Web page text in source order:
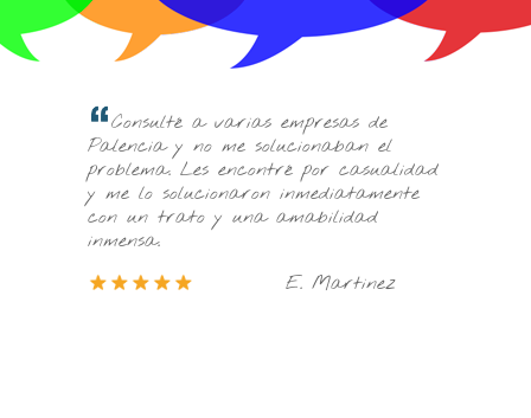
Consulté a varias empresas de
Palencia y no me solucionaban el
problema. Les encontré por casualidad
y me lo solucionaron inmediatamente
con un trato y una amabilidad
inmensa.
E. Martinez